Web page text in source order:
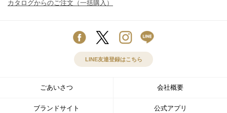
カタログからのご注文（一括購入）
LINE友達登録はこちら
ごあいさつ 会社概要
ブランドサイト 公式アプリ